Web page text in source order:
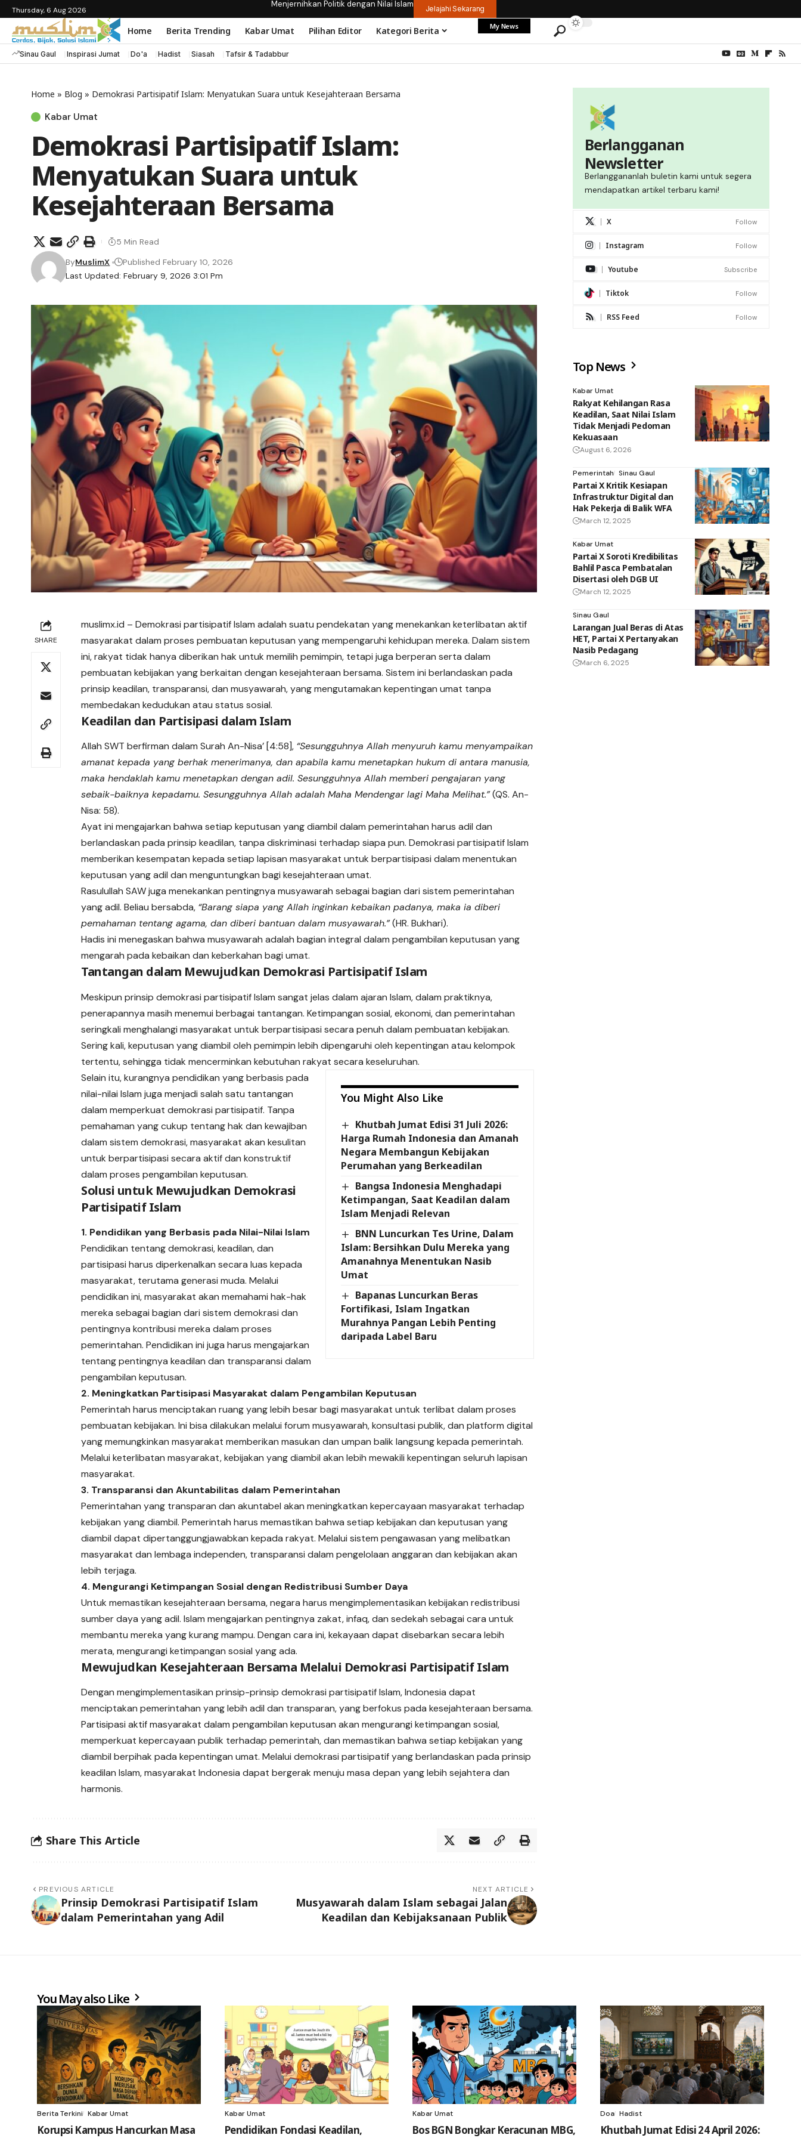
Thursday, 6 Aug 2026
Menjernihkan Politik dengan Nilai Islam Jelajahi Sekarang
Home Berita Trending Kabar Umat Pilihan Editor Kategori Berita My News
Sinau Gaul Inspirasi Jumat Do'a Hadist Siasah Tafsir & Tadabbur
Home » Blog » Demokrasi Partisipatif Islam: Menyatukan Suara untuk Kesejahteraan Bersama
Kabar Umat
Demokrasi Partisipatif Islam:
Menyatukan Suara untuk
Kesejahteraan Bersama
Last Updated: February 9, 2026 3:01 Pm
ByMuslimX Published February 10, 2026
5 Min Read
SHARE
muslimx.id – Demokrasi partisipatif Islam adalah suatu pendekatan yang menekankan keterlibatan aktif
masyarakat dalam proses pembuatan keputusan yang mempengaruhi kehidupan mereka. Dalam sistem
ini, rakyat tidak hanya diberikan hak untuk memilih pemimpin, tetapi juga berperan serta dalam
pembuatan kebijakan yang berkaitan dengan kesejahteraan bersama. Sistem ini berlandaskan pada
prinsip keadilan, transparansi, dan musyawarah, yang mengutamakan kepentingan umat tanpa
membedakan kedudukan atau status sosial.
Keadilan dan Partisipasi dalam Islam
Allah SWT berfirman dalam Surah An-Nisa’ [4:58], “Sesungguhnya Allah menyuruh kamu menyampaikan
amanat kepada yang berhak menerimanya, dan apabila kamu menetapkan hukum di antara manusia,
maka hendaklah kamu menetapkan dengan adil. Sesungguhnya Allah memberi pengajaran yang
sebaik-baiknya kepadamu. Sesungguhnya Allah adalah Maha Mendengar lagi Maha Melihat.”(QS. An-
Nisa: 58).
Ayat ini mengajarkan bahwa setiap keputusan yang diambil dalam pemerintahan harus adil dan
berlandaskan pada prinsip keadilan, tanpa diskriminasi terhadap siapa pun. Demokrasi partisipatif Islam
memberikan kesempatan kepada setiap lapisan masyarakat untuk berpartisipasi dalam menentukan
keputusan yang adil dan menguntungkan bagi kesejahteraan umat.
Rasulullah SAW juga menekankan pentingnya musyawarah sebagai bagian dari sistem pemerintahan
yang adil. Beliau bersabda, “Barang siapa yang Allah inginkan kebaikan padanya, maka ia diberi
pemahaman tentang agama, dan diberi bantuan dalam musyawarah.”(HR. Bukhari).
Hadis ini menegaskan bahwa musyawarah adalah bagian integral dalam pengambilan keputusan yang
mengarah pada kebaikan dan keberkahan bagi umat.
Tantangan dalam Mewujudkan Demokrasi Partisipatif Islam
Meskipun prinsip demokrasi partisipatif Islam sangat jelas dalam ajaran Islam, dalam praktiknya,
penerapannya masih menemui berbagai tantangan. Ketimpangan sosial, ekonomi, dan pemerintahan
seringkali menghalangi masyarakat untuk berpartisipasi secara penuh dalam pembuatan kebijakan.
Sering kali, keputusan yang diambil oleh pemimpin lebih dipengaruhi oleh kepentingan atau kelompok
tertentu, sehingga tidak mencerminkan kebutuhan rakyat secara keseluruhan.
You Might Also Like
Khutbah Jumat Edisi 31 Juli 2026:
Harga Rumah Indonesia dan Amanah
Negara Membangun Kebijakan
Perumahan yang Berkeadilan
Bangsa Indonesia Menghadapi
Ketimpangan, Saat Keadilan dalam
Islam Menjadi Relevan
BNN Luncurkan Tes Urine, Dalam
Islam: Bersihkan Dulu Mereka yang
Amanahnya Menentukan Nasib
Umat
Bapanas Luncurkan Beras
Fortifikasi, Islam Ingatkan
Murahnya Pangan Lebih Penting
daripada Label Baru
Selain itu, kurangnya pendidikan yang berbasis pada
nilai-nilai Islam juga menjadi salah satu tantangan
dalam memperkuat demokrasi partisipatif. Tanpa
pemahaman yang cukup tentang hak dan kewajiban
dalam sistem demokrasi, masyarakat akan kesulitan
untuk berpartisipasi secara aktif dan konstruktif
dalam proses pengambilan keputusan.
Solusi untuk Mewujudkan Demokrasi
Partisipatif Islam
1. Pendidikan yang Berbasis pada Nilai-Nilai Islam
Pendidikan tentang demokrasi, keadilan, dan
partisipasi harus diperkenalkan secara luas kepada
masyarakat, terutama generasi muda. Melalui
pendidikan ini, masyarakat akan memahami hak-hak
mereka sebagai bagian dari sistem demokrasi dan
pentingnya kontribusi mereka dalam proses
pemerintahan. Pendidikan ini juga harus mengajarkan
tentang pentingnya keadilan dan transparansi dalam
pengambilan keputusan.
2. Meningkatkan Partisipasi Masyarakat dalam Pengambilan Keputusan
Pemerintah harus menciptakan ruang yang lebih besar bagi masyarakat untuk terlibat dalam proses
pembuatan kebijakan. Ini bisa dilakukan melalui forum musyawarah, konsultasi publik, dan platform digital
yang memungkinkan masyarakat memberikan masukan dan umpan balik langsung kepada pemerintah.
Melalui keterlibatan masyarakat, kebijakan yang diambil akan lebih mewakili kepentingan seluruh lapisan
masyarakat.
3. Transparansi dan Akuntabilitas dalam Pemerintahan
Pemerintahan yang transparan dan akuntabel akan meningkatkan kepercayaan masyarakat terhadap
kebijakan yang diambil. Pemerintah harus memastikan bahwa setiap kebijakan dan keputusan yang
diambil dapat dipertanggungjawabkan kepada rakyat. Melalui sistem pengawasan yang melibatkan
masyarakat dan lembaga independen, transparansi dalam pengelolaan anggaran dan kebijakan akan
lebih terjaga.
4. Mengurangi Ketimpangan Sosial dengan Redistribusi Sumber Daya
Untuk memastikan kesejahteraan bersama, negara harus mengimplementasikan kebijakan redistribusi
sumber daya yang adil. Islam mengajarkan pentingnya zakat, infaq, dan sedekah sebagai cara untuk
membantu mereka yang kurang mampu. Dengan cara ini, kekayaan dapat disebarkan secara lebih
merata, mengurangi ketimpangan sosial yang ada.
Mewujudkan Kesejahteraan Bersama Melalui Demokrasi Partisipatif Islam
Dengan mengimplementasikan prinsip-prinsip demokrasi partisipatif Islam, Indonesia dapat
menciptakan pemerintahan yang lebih adil dan transparan, yang berfokus pada kesejahteraan bersama.
Partisipasi aktif masyarakat dalam pengambilan keputusan akan mengurangi ketimpangan sosial,
memperkuat kepercayaan publik terhadap pemerintah, dan memastikan bahwa setiap kebijakan yang
diambil berpihak pada kepentingan umat. Melalui demokrasi partisipatif yang berlandaskan pada prinsip
keadilan Islam, masyarakat Indonesia dapat bergerak menuju masa depan yang lebih sejahtera dan
harmonis.
Share This Article
PREVIOUS ARTICLE
Prinsip Demokrasi Partisipatif Islam
dalam Pemerintahan yang Adil
NEXT ARTICLE
Musyawarah dalam Islam sebagai Jalan
Keadilan dan Kebijaksanaan Publik
Berlangganan
Newsletter
Berlanggananlah buletin kami untuk segera
mendapatkan artikel terbaru kami!
X Follow
Instagram Follow
Youtube Subscribe
Tiktok Follow
RSS Feed Follow
Top News
Kabar Umat
Rakyat Kehilangan Rasa
Keadilan, Saat Nilai Islam
Tidak Menjadi Pedoman
Kekuasaan
August 6, 2026
Pemerintah Sinau Gaul
Partai X Kritik Kesiapan
Infrastruktur Digital dan
Hak Pekerja di Balik WFA
March 12, 2025
Kabar Umat
Partai X Soroti Kredibilitas
Bahlil Pasca Pembatalan
Disertasi oleh DGB UI
March 12, 2025
Sinau Gaul
Larangan Jual Beras di Atas
HET, Partai X Pertanyakan
Nasib Pedagang
March 6, 2025
You May also Like
Berita Terkini Kabar Umat
Korupsi Kampus Hancurkan Masa
Kabar Umat
Pendidikan Fondasi Keadilan,
Kabar Umat
Bos BGN Bongkar Keracunan MBG,
Doa Hadist
Khutbah Jumat Edisi 24 April 2026: